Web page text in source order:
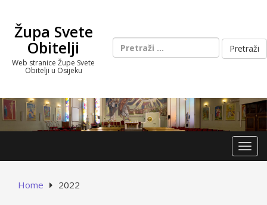
contentŽupa Svete
Obitelji
Web stranice Župe Svete
Obitelji u Osijeku
Pretraži:
Home 2022